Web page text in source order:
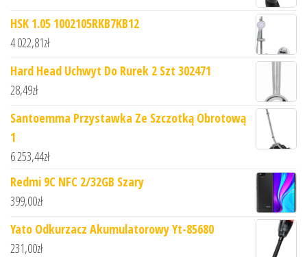
HSK 1.05 1002105RKB7KB12
4 022,81zł
Hard Head Uchwyt Do Rurek 2 Szt 302471
28,49zł
Santoemma Przystawka Ze Szczotką Obrotową
1
6 253,44zł
Redmi 9C NFC 2/32GB Szary
399,00zł
Yato Odkurzacz Akumulatorowy Yt-85680
231,00zł